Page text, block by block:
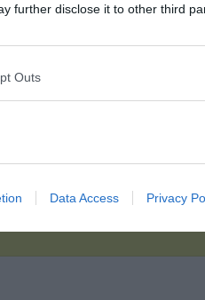
further disclose it to other third
Outs
Data Access Privacy